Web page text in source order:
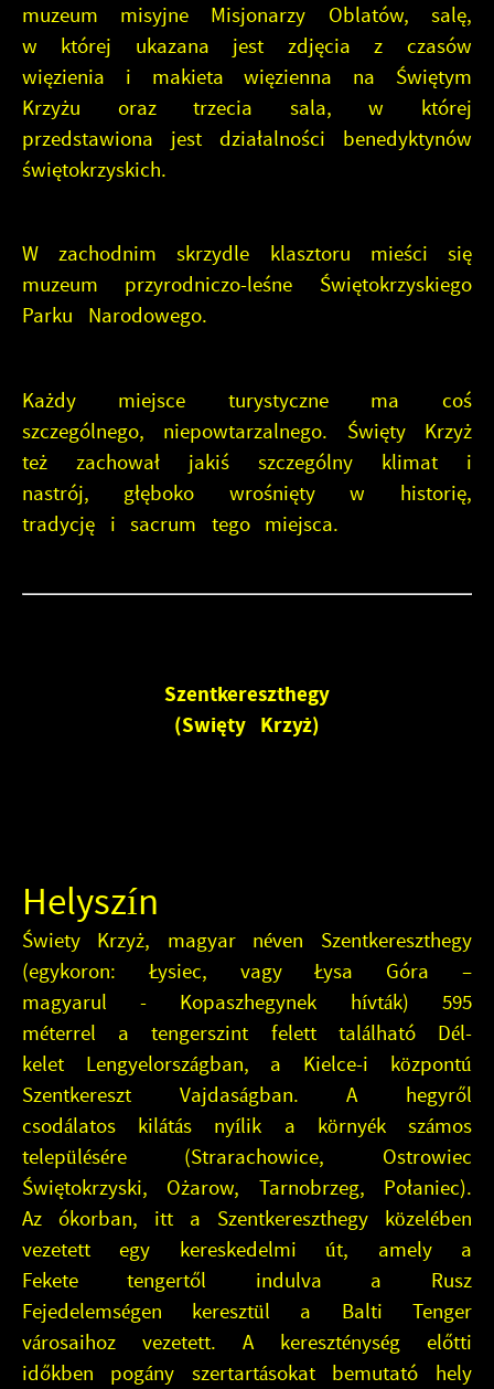
muzeum misyjne Misjonarzy Oblatów, salę,
w której ukazana jest zdjęcia z czasów
więzienia i makieta więzienna na Świętym
Krzyżu oraz trzecia sala, w której
przedstawiona jest działalności benedyktynów
świętokrzyskich.
W zachodnim skrzydle klasztoru mieści się
muzeum przyrodniczo-leśne Świętokrzyskiego
Parku Narodowego.
Każdy miejsce turystyczne ma coś
szczególnego, niepowtarzalnego. Święty Krzyż
też zachował jakiś szczególny klimat i
nastrój, głęboko wrośnięty w historię,
tradycję i sacrum tego miejsca.
Szentkereszthegy
(Swięty Krzyż)
Helyszín
Świety Krzyż, magyar néven Szentkereszthegy
(egykoron: Łysiec, vagy Łysa Góra –
magyarul - Kopaszhegynek hívták) 595
méterrel a tengerszint felett található Dél-
kelet Lengyelországban, a Kielce-i központú
Szentkereszt Vajdaságban. A hegyről
csodálatos kilátás nyílik a környék számos
településére (Strarachowice, Ostrowiec
Świętokrzyski, Ożarow, Tarnobrzeg, Połaniec).
Az ókorban, itt a Szentkereszthegy közelében
vezetett egy kereskedelmi út, amely a
Fekete tengertől indulva a Rusz
Fejedelemségen keresztül a Balti Tenger
városaihoz vezetett. A kereszténység előtti
időkben pogány szertartásokat bemutató hely